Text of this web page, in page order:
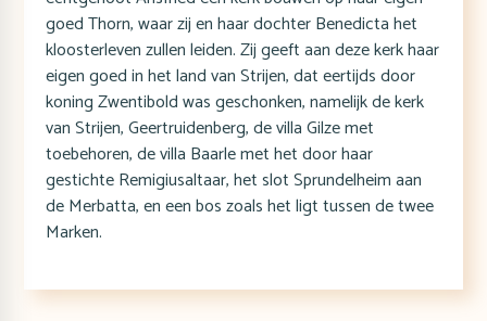
goed Thorn, waar zij en haar dochter Benedicta het
kloosterleven zullen leiden. Zij geeft aan deze kerk haar
eigen goed in het land van Strijen, dat eertijds door
koning Zwentibold was geschonken, namelijk de kerk
van Strijen, Geertruidenberg, de villa Gilze met
toebehoren, de villa Baarle met het door haar
gestichte Remigiusaltaar, het slot Sprundelheim aan
de Merbatta, en een bos zoals het ligt tussen de twee
Marken.